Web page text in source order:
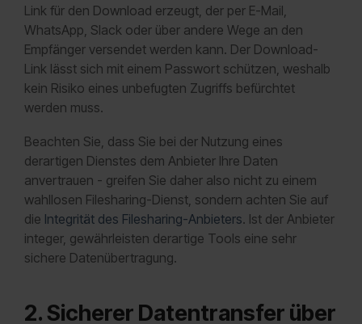
Link für den Download erzeugt, der per E-Mail,
WhatsApp, Slack oder über andere Wege an den
Empfänger versendet werden kann. Der Download-
Link lässt sich mit einem Passwort schützen, weshalb
kein Risiko eines unbefugten Zugriffs befürchtet
werden muss.
Beachten Sie, dass Sie bei der Nutzung eines
derartigen Dienstes dem Anbieter Ihre Daten
anvertrauen - greifen Sie daher also nicht zu einem
wahllosen Filesharing-Dienst, sondern achten Sie auf
die Integrität des Filesharing-Anbieters. Ist der Anbieter
integer, gewährleisten derartige Tools eine sehr
sichere Datenübertragung.
2. Sicherer Datentransfer über